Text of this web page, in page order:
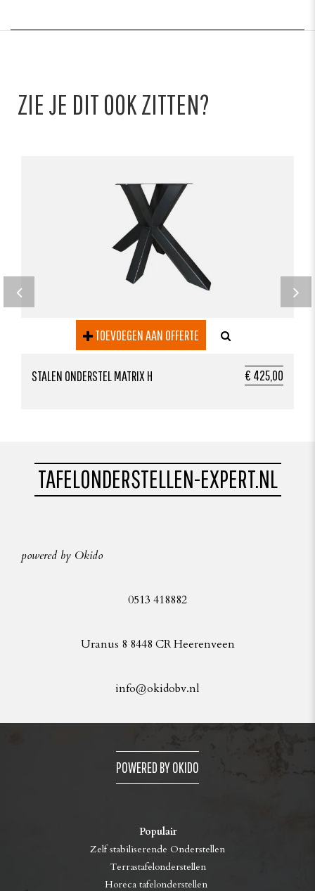
ZIE JE DIT OOK ZITTEN?
TOEVOEGEN AAN OFFERTE
€ 425,00
STALEN ONDERSTEL MATRIX H
TAFELONDERSTELLEN-EXPERT.NL
powered by Okido
0513 418882
Uranus 8 8448 CR Heerenveen
info@okidobv.nl
POWERED BY OKIDO
Populair
Zelf stabiliserende Onderstellen
Terrastafelonderstellen
Horeca tafelonderstellen